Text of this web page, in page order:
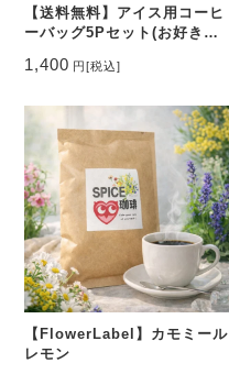
【送料無料】アイス用コーヒ
ーバッグ5Pセット(お好きな
可)
1,400 円[税込]
【FlowerLabel】カモミール
レモン